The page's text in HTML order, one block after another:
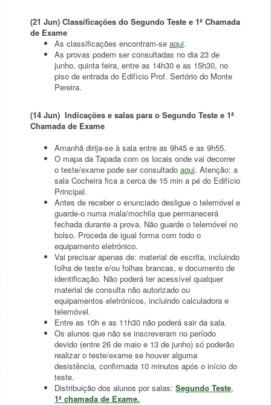
(21 Jun) Classificações do Segundo Teste e 1ª Chamada
de Exame
As classificações encontram-se aqui.
As provas podem ser consultadas no dia 23 de
junho, quinta feira, entre as 14h30 e as 15h30, no
piso de entrada do Edifício Prof. Sertório do Monte
Pereira.
(14 Jun) Indicações e salas para o Segundo Teste e 1ª
Chamada de Exame
Amanhã dirija-se à sala entre as 9h45 e as 9h55.
O mapa da Tapada com os locais onde vai decorrer
o teste/exame pode ser consultado aqui. Atenção: a
sala Cocheira fica a cerca de 15 min a pé do Edifício
Principal.
Antes de receber o enunciado desligue o telemóvel e
guarde-o numa mala/mochila que permanecerá
fechada durante a prova. Não guarde o telemóvel no
bolso. Proceda de igual forma com todo o
equipamento eletrónico.
Vai precisar apenas de: material de escrita, incluindo
folha de teste e/ou folhas brancas, e documento de
identificação. Não poderá ter acessível qualquer
material de consulta não autorizado ou
equipamentos eletrónicos, incluindo calculadora e
telemóvel.
Entre as 10h e as 11h30 não poderá sair da sala.
Os alunos que não se inscreveram no período
devido (entre 26 de maio e 13 de junho) só poderão
realizar o teste/exame se houver alguma
desistência, confirmada 10 minutos após o início do
teste.
Distribuição dos alunos por salas: Segundo Teste,
1ª chamada de Exame.